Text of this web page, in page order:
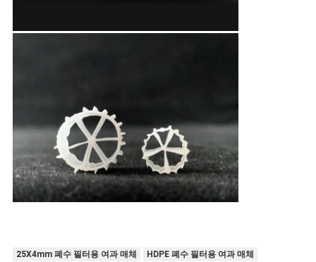
25X4mm 폐수 필터용 여과 매체
HDPE 폐수 필터용 여과 매체